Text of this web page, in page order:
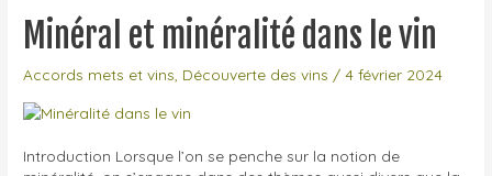
Minéral et minéralité dans le vin
Accords mets et vins Découverte des vins /4 février 2024
Introduction Lorsque l’on se penche sur la notion de